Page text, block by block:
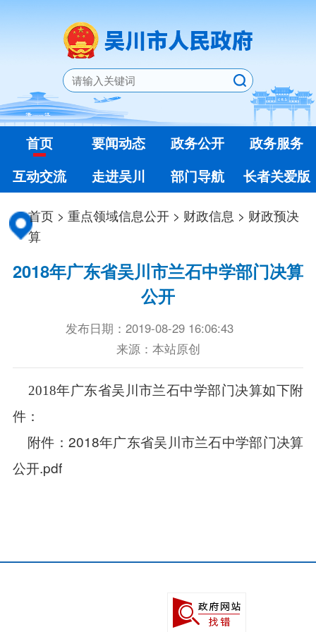
首页 要闻动态 政务公开
政务服务
互动交流
走进吴川 部门导航 长者关爱版
首页 >重点领域信息公开 > 财政信息 > 财政预决
算
2018年广东省吴川市兰石中学部门决算
公开
发布日期：2019-08-29 16:06:43
来源：本站原创
2018年广东省吴川市兰石中学部门决算如下附
件：
附件： 2018年广东省吴川市兰石中学部门决算
公开.pdf